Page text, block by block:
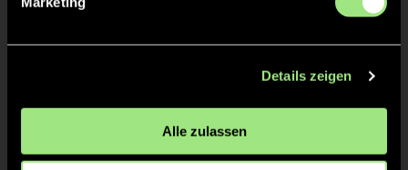
Details zeigen
Alle zulassen